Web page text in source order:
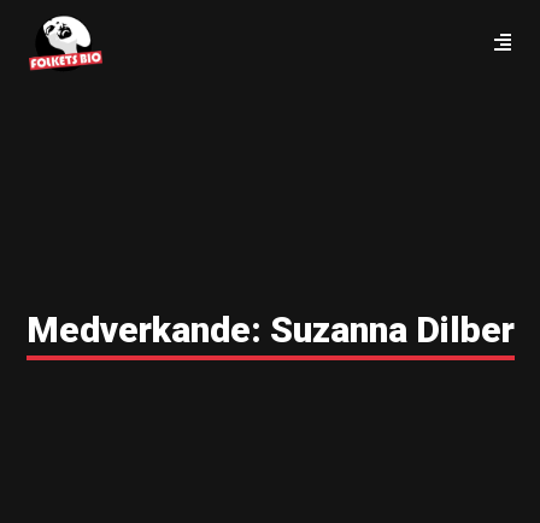
Medverkande: Suzanna Dilber